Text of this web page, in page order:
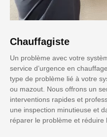
Chauffagiste
Un problème avec votre
service d’urgence en
type de problème lié à votre
ou mazout. Nous offrons un
interventions rapides et
une inspection minutieuse et
réparer le problème et réduire